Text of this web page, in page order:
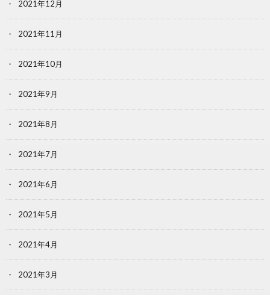
2021年12月
2021年11月
2021年10月
2021年9月
2021年8月
2021年7月
2021年6月
2021年5月
2021年4月
2021年3月